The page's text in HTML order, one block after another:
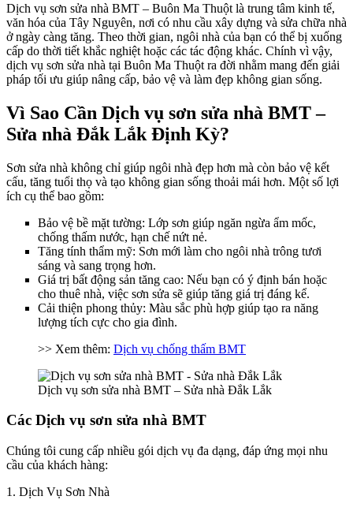
Dịch vụ sơn sửa nhà BMT – Buôn Ma Thuột là trung tâm kinh tế,
văn hóa của Tây Nguyên, nơi có nhu cầu xây dựng và sửa chữa nhà
ở ngày càng tăng. Theo thời gian, ngôi nhà của bạn có thể bị xuống
cấp do thời tiết khắc nghiệt hoặc các tác động khác. Chính vì vậy,
dịch vụ sơn sửa nhà tại Buôn Ma Thuột ra đời nhằm mang đến giải
pháp tối ưu giúp nâng cấp, bảo vệ và làm đẹp không gian sống.
Vì Sao Cần Dịch vụ sơn sửa nhà BMT –
Sửa nhà Đắk Lắk Định Kỳ?
Sơn sửa nhà không chỉ giúp ngôi nhà đẹp hơn mà còn bảo vệ kết
cấu, tăng tuổi thọ và tạo không gian sống thoải mái hơn. Một số lợi
ích cụ thể bao gồm:
Bảo vệ bề mặt tường: Lớp sơn giúp ngăn ngừa ẩm mốc,
chống thấm nước, hạn chế nứt nẻ.
Tăng tính thẩm mỹ: Sơn mới làm cho ngôi nhà trông tươi
sáng và sang trọng hơn.
Giá trị bất động sản tăng cao: Nếu bạn có ý định bán hoặc
cho thuê nhà, việc sơn sửa sẽ giúp tăng giá trị đáng kể.
Cải thiện phong thủy: Màu sắc phù hợp giúp tạo ra năng
lượng tích cực cho gia đình.
>> Xem thêm: Dịch vụ chống thấm BMT
Dịch vụ sơn sửa nhà BMT – Sửa nhà Đắk Lắk
Các Dịch vụ sơn sửa nhà BMT
Chúng tôi cung cấp nhiều gói dịch vụ đa dạng, đáp ứng mọi nhu
cầu của khách hàng:
1. Dịch Vụ Sơn Nhà